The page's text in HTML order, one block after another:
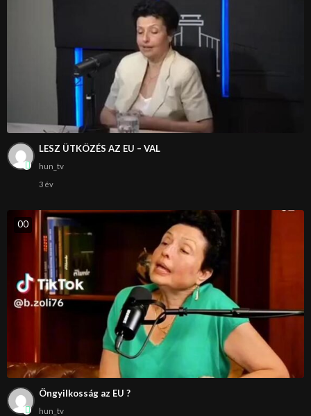
LESZ ÜTKÖZÉS AZ EU – VAL
hun_tv
3 év
00
Öngyilkosság az EU ?
hun_tv